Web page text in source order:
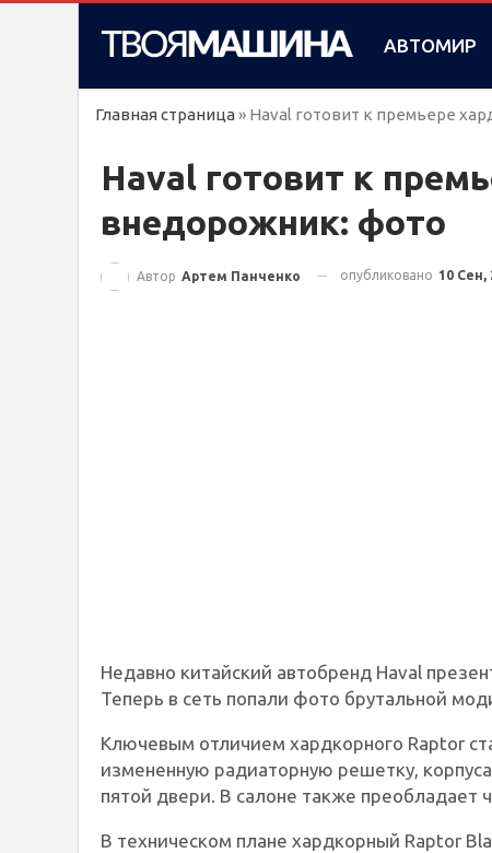
АВТОМИР
Главная страница » Haval готовит к премьере
Haval готовит к
внедорожник: фото
Автор Артем Панченко опубликовано 10 Сен,
Недавно китайский автобренд Haval
Теперь в сеть попали фото брутальной
Ключевым отличием хардкорного Raptor
измененную радиаторную решетку,
пятой двери. В салоне также преобладает
В техническом плане хардкорный Raptor